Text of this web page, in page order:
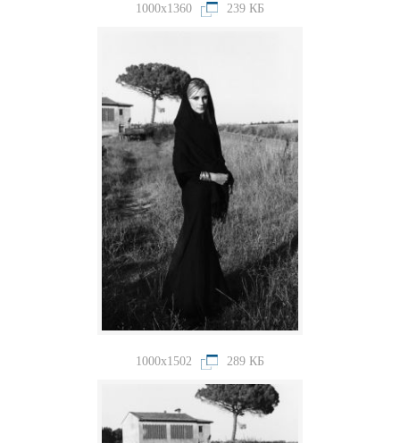
1000x1360 239 КБ
1000x1502 289 КБ